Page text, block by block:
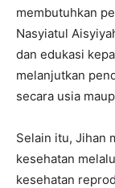
membutuhkan
Nasyiatul
dan edukasi
melanjutkan
secara usia
Selain itu, Jihan
kesehatan
kesehatan